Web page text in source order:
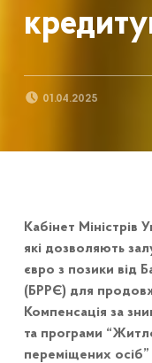
01.04.2025
Кабінет Міністрів
які дозволяють
євро з позики від
(БРРЄ) для
Компенсація за
та програми
переміщених осіб”